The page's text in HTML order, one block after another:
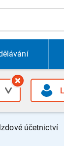
účetnictví